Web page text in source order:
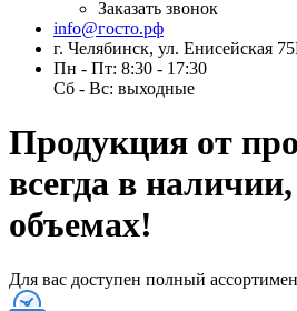
Заказать звонок
info@госто.рф
г. Челябинск, ул. Енисейская
Пн - Пт: 8:30 - 17:30
Сб - Вс: выходные
Продукция от
всегда в
объемах!
Для вас доступен полный